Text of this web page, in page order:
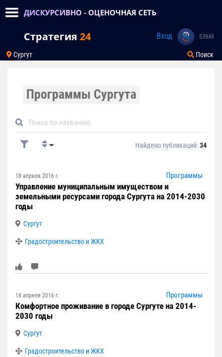
ДИСКУРСИВНО - ОЦЕНОЧНАЯ СЕТЬ
Стратегия 24 Вход 53949
Сургут Поиск
Программы Сургута
Найдено публикаций:34
18 апреля 2016 г. Программы
Управление муниципальным имуществом и
земельными ресурсами города Сургута на 2014-2030
годы
Сургут
Градостроительство и ЖКХ
18 апреля 2016 г. Программы
Комфортное проживание в городе Сургуте на 2014-
2030 годы
Сургут
Градостроительство и ЖКХ